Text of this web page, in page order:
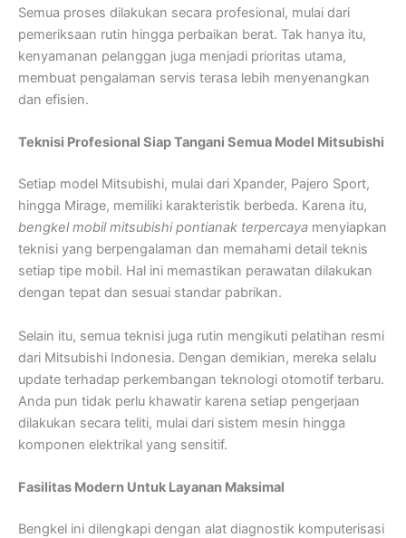
Semua proses dilakukan secara profesional, mulai dari
pemeriksaan rutin hingga perbaikan berat. Tak hanya itu,
kenyamanan pelanggan juga menjadi prioritas utama,
membuat pengalaman servis terasa lebih menyenangkan
dan efisien.
Teknisi Profesional Siap Tangani Semua Model Mitsubishi
Setiap model Mitsubishi, mulai dari Xpander, Pajero Sport,
hingga Mirage, memiliki karakteristik berbeda. Karena itu,
bengkel mobil mitsubishi pontianak terpercaya menyiapkan
teknisi yang berpengalaman dan memahami detail teknis
setiap tipe mobil. Hal ini memastikan perawatan dilakukan
dengan tepat dan sesuai standar pabrikan.
Selain itu, semua teknisi juga rutin mengikuti pelatihan resmi
dari Mitsubishi Indonesia. Dengan demikian, mereka selalu
update terhadap perkembangan teknologi otomotif terbaru.
Anda pun tidak perlu khawatir karena setiap pengerjaan
dilakukan secara teliti, mulai dari sistem mesin hingga
komponen elektrikal yang sensitif.
Fasilitas Modern Untuk Layanan Maksimal
Bengkel ini dilengkapi dengan alat diagnostik komputerisasi